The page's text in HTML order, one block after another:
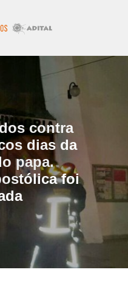
contra
dias da
papa.
foi